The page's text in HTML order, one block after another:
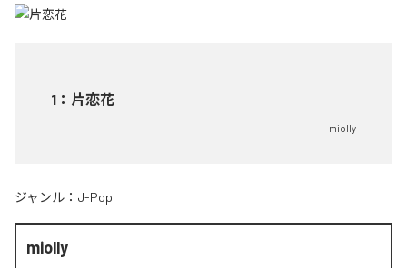
1 ： 片恋花
miolly
ジャンル： J-Pop
miolly